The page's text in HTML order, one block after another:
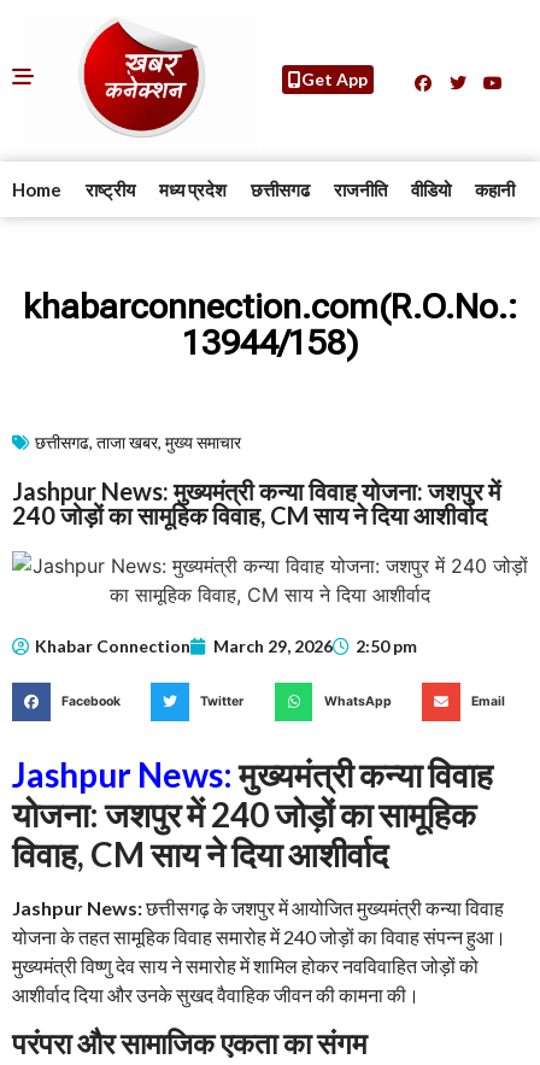
Get App
Home राष्ट्रीय मध्य प्रदेश छत्तीसगढ राजनीति वीडियो कहानी
khabarconnection.com(R.O.No.:
13944/158)
छत्तीसगढ, ताजा खबर, मुख्य समाचार​
Jashpur News: मुख्यमंत्री कन्या विवाह योजना: जशपुर में
240 जोड़ों का सामूहिक विवाह, CM साय ने दिया आशीर्वाद
Khabar Connection March 29, 2026 2:50 pm
Facebook Twitter WhatsApp Email
Jashpur News:मुख्यमंत्री कन्या विवाह
योजना: जशपुर में 240 जोड़ों का सामूहिक
विवाह, CM साय ने दिया आशीर्वाद
Jashpur News:छत्तीसगढ़ के जशपुर में आयोजित मुख्यमंत्री कन्या विवाह
योजना के तहत सामूहिक विवाह समारोह में 240 जोड़ों का विवाह संपन्न हुआ।
मुख्यमंत्री विष्णु देव साय ने समारोह में शामिल होकर नवविवाहित जोड़ों को
आशीर्वाद दिया और उनके सुखद वैवाहिक जीवन की कामना की।
परंपरा और सामाजिक एकता का संगम